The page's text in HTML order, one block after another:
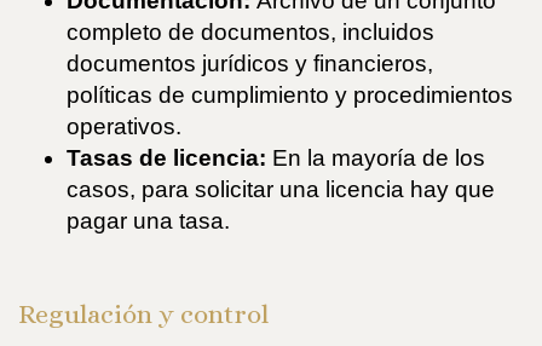
completo de documentos, incluidos
documentos jurídicos y financieros,
políticas de cumplimiento y procedimientos
operativos.
Tasas de licencia: En la mayoría de los
casos, para solicitar una licencia hay que
pagar una tasa.
Regulación y control